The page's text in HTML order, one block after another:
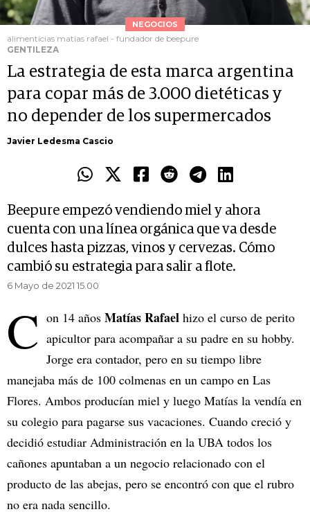
NEGOCIOS
alimenticias matias rafael - fundador de beepure
GENTILEZA
La estrategia de esta marca argentina
para copar más de 3.000 dietéticas y
no depender de los supermercados
Javier Ledesma Cascio
Beepure empezó vendiendo miel y ahora
cuenta con una línea orgánica que va desde
dulces hasta pizzas, vinos y cervezas. Cómo
cambió su estrategia para salir a flote.
6 Mayo de 2021 15.00
C on 14 años Matías Rafael hizo el curso de perito
apicultor para acompañar a su padre en su hobby.
Jorge era contador, pero en su tiempo libre
manejaba más de 100 colmenas en un campo en Las
Flores. Ambos producían miel y luego Matías la vendía en
su colegio para pagarse sus vacaciones. Cuando creció y
decidió estudiar Administración en la UBA todos los
cañones apuntaban a un negocio relacionado con el
producto de las abejas, pero se encontró con que el rubro
no era nada sencillo.